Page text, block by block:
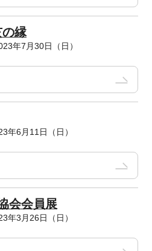
の縁
年7月30日（日）
年6月11日（日）
会会員展
年3月26日（日）